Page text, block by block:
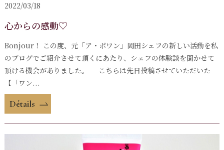
2022/03/18
心からの感動♡
Bonjour！ この度、元「ア・ポワン」岡田シェフの新しい活動を私
のブログでご紹介させて頂くにあたり、シェフの体験談を聞かせて
頂ける機会がありました。 こちらは先日投稿させていただいた
【「ワン...
Détails